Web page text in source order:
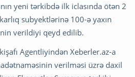
yeni tərkibdə ilk iclasında ötən 2
subyektlərinə 100-ə yaxın
verildiyi qeyd edilib.
Agentliyindən Xeberler.az-a
verilməsi üzrə daxil